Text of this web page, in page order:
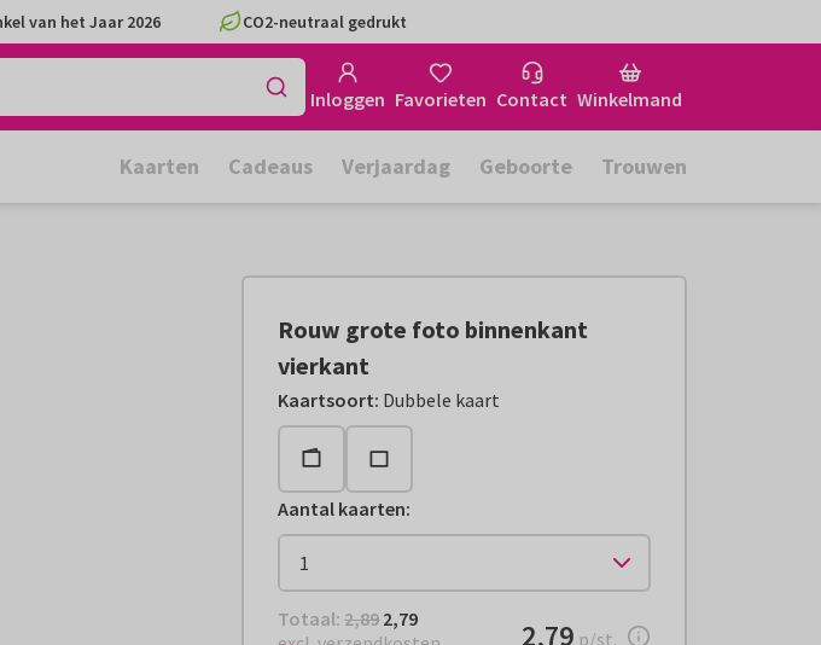
van het Jaar 2026 CO2-neutraal gedrukt
Inloggen Favorieten Contact Winkelmand
Kaarten Cadeaus Verjaardag Geboorte Trouwen
Rouw grote foto binnenkant
vierkant
Kaartsoort: Dubbele kaart
Aantal kaarten:
Totaal: € 2,79
Totaal: 2,89 2,79
€ 2,79per stuk
2,79 p/st.